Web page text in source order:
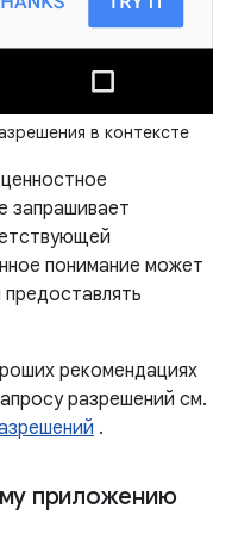
в контексте
запрашивает
понимание может
рекомендациях
разрешений см.
.
приложению